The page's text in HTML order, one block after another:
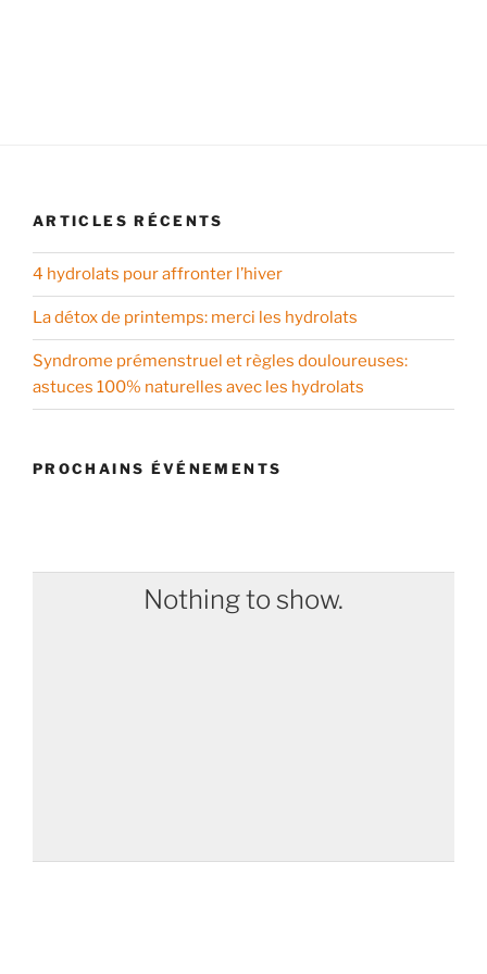
ARTICLES RÉCENTS
4 hydrolats pour affronter l’hiver
La détox de printemps: merci les hydrolats
Syndrome prémenstruel et règles douloureuses:
astuces 100% naturelles avec les hydrolats
PROCHAINS ÉVÉNEMENTS
Nothing to show.